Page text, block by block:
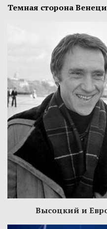
Темная сторона
Высоцкий и